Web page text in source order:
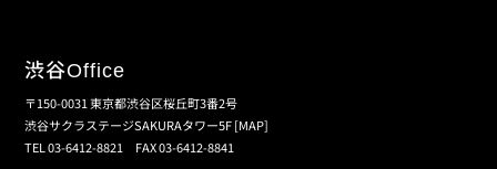
渋谷Office
〒150-0031 東京都渋谷区桜丘町3番2号
渋谷サクラステージSAKURAタワー5F[MAP]
TEL 03-6412-8821 FAX 03-6412-8841